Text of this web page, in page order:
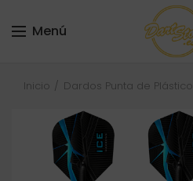
Menú
Inicio Dardos Punta de Plástico